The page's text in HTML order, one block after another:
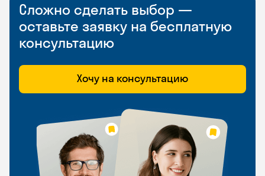
Сложно сделать выбор —
оставьте заявку на бесплатную
консультацию
Хочу на консультацию